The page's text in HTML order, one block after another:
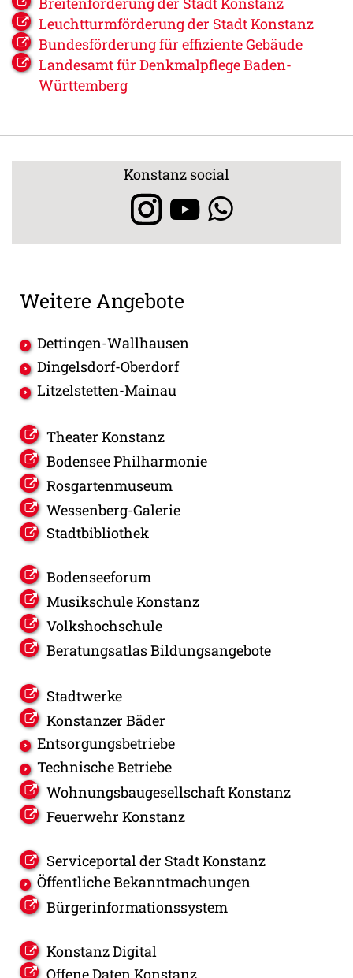
Leuchtturmförderung der Stadt Konstanz
Bundesförderung für effiziente Gebäude
Landesamt für Denkmalpflege Baden-
Württemberg
Konstanz social
Weitere Angebote
Dettingen-Wallhausen
Dingelsdorf-Oberdorf
Litzelstetten-Mainau
Theater Konstanz
Bodensee Philharmonie
Rosgartenmuseum
Wessenberg-Galerie
Stadtbibliothek
Bodenseeforum
Musikschule Konstanz
Volkshochschule
Beratungsatlas Bildungsangebote
Stadtwerke
Konstanzer Bäder
Entsorgungsbetriebe
Technische Betriebe
Wohnungsbaugesellschaft Konstanz
Feuerwehr Konstanz
Serviceportal der Stadt Konstanz
Öffentliche Bekanntmachungen
Bürgerinformationssystem
Konstanz Digital
Offene Daten Konstanz